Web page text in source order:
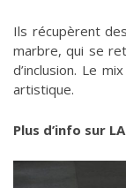
Ils récupèrent
marbre, qui se
d’inclusion. Le
artistique.
Plus d’info sur